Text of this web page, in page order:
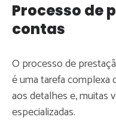
Processo de
contas
O processo de
é uma tarefa complexa
aos detalhes e, muitas
especializadas.